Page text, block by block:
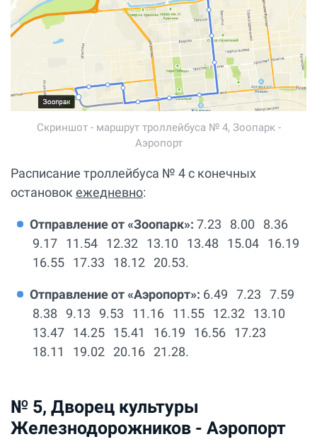
Скриншот - маршрут троллейбуса № 4, Зоопарк -
Аэропорт
Расписание троллейбуса № 4 с конечных
остановок ежедневно:
Отправление от «Зоопарк»: 7.23 8.00 8.36
9.17 11.54 12.32 13.10 13.48 15.04 16.19
16.55 17.33 18.12 20.53.
Отправление от «Аэропорт»: 6.49 7.23 7.59
8.38 9.13 9.53 11.16 11.55 12.32 13.10
13.47 14.25 15.41 16.19 16.56 17.23
18.11 19.02 20.16 21.28.
№ 5, Дворец культуры
Железнодорожников - Аэропорт